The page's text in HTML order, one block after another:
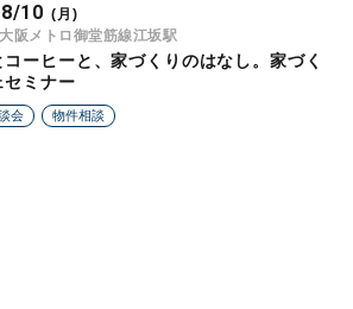
10 (月)
大阪メトロ御堂筋線江坂駅
コーヒーと、家づくりのはなし。家づく
セミナー
会 物件相談